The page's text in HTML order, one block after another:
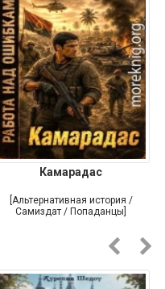
Камарадас
[Альтернативная история /
Самиздат / Попаданцы]